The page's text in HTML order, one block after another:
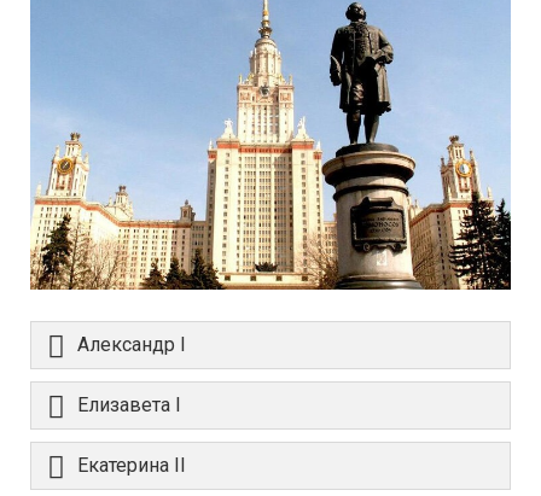
Александр I
Елизавета I
Екатерина II